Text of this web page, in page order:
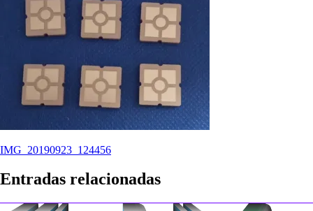
Navegación
de
entradas
IMG_20190923_124456
Entradas relacionadas